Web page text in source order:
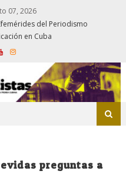
07, 2026
del Periodismo
en Cuba
preguntas a